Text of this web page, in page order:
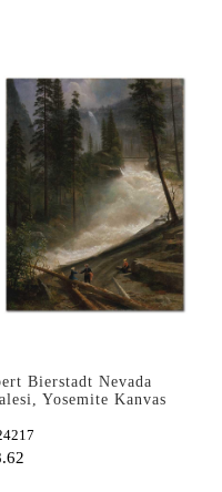
Bierstadt Nevada
Yosemite Kanvas